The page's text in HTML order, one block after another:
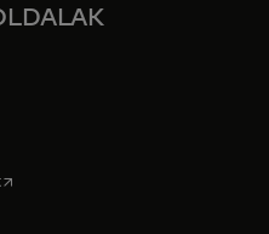
in a new tab
new tab
opens in a new tab
in a new tab